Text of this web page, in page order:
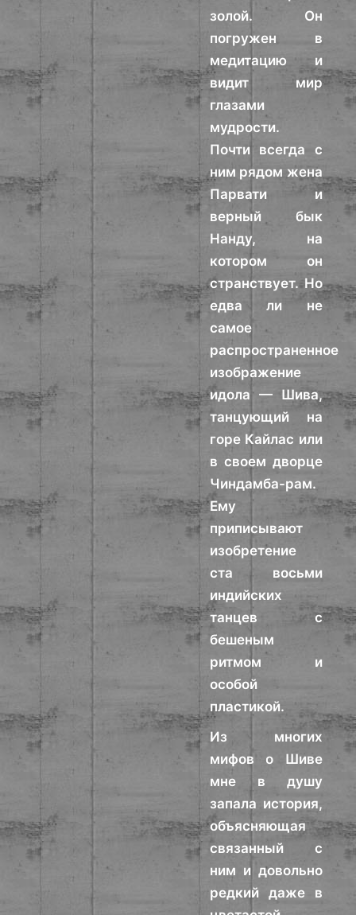
золой. Он
погружен в
медитацию и
видит мир
глазами
мудрости.
Почти всегда с
ним рядом жена
Парвати и
верный бык
Нанду, на
котором он
странствует. Но
едва ли не
самое
распространенное
изображение
идола — Шива,
танцующий на
горе Кайлас или
в своем дворце
Чиндамба-рам.
Ему
приписывают
изобретение
ста восьми
индийских
танцев с
бешеным
ритмом и
особой
пластикой.
Из многих
мифов о Шиве
мне в душу
запала история,
объясняющая
связанный с
ним и довольно
редкий даже в